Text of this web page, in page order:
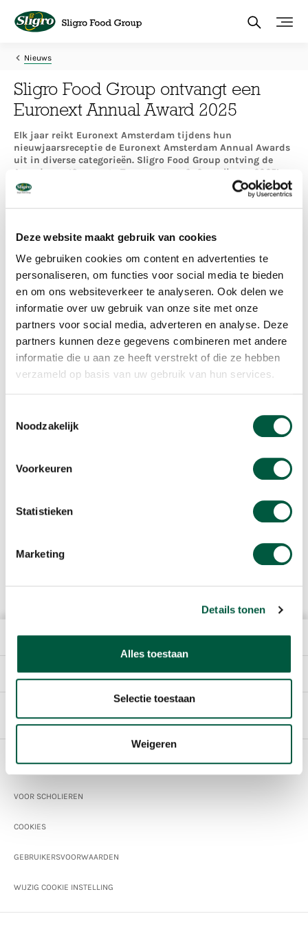
Deze website maakt gebruik van cookies
We gebruiken cookies om content en advertenties te
personaliseren, om functies voor social media te bieden
en om ons websiteverkeer te analyseren. Ook delen we
informatie over uw gebruik van onze site met onze
partners voor social media, adverteren en analyse. Deze
partners kunnen deze gegevens combineren met andere
informatie die u aan ze heeft verstrekt of die ze hebben
verzameld op basis van uw gebruik van hun services.
Noodzakelijk
Voorkeuren
Statistieken
Marketing
Details tonen
Alles toestaan
Selectie toestaan
Weigeren
naar
inhoudNieuws
Sligro Food Group ontvangt een
Euronext Annual Award 2025
Elk jaar reikt Euronext Amsterdam tijdens hun
nieuwjaarsreceptie de Euronext Amsterdam Annual Awards
uit in diverse categorieën. Sligro Food Group ontving de
Award voor ‘Corporate Transparency & Compliance 2025’.
Euronext: “De openbaar beschikbare governance- en
compliance¬documenten van Sligro Food Group, zoals de
weerspiegelen een proactieve aanpak om hoge
compliance¬normen te handhaven. Dit wordt verder ondersteund
door de governance- en compliance¬tools die Sligro Food Group
gebruikt, waaronder InsiderLog, IntegrityLog en iBabs.
Met deze Awards erkennen wij bedrijven voor hun
uitmuntendheid, leiderschap en bijdrage aan de
aantrekkelijkheid en concurrentiekracht van de Nederlandse
kapitaalmarkt. Hun prestaties weerspiegelen de voortdurende
inzet voor innovatie en duurzame groei.”
HET BEDRIJF
DIRECT NAAR
Nederlands
Footer
SPONSORING
VOOR SCHOLIEREN
COOKIES
GEBRUIKERSVOORWAARDEN
WIJZIG COOKIE INSTELLING